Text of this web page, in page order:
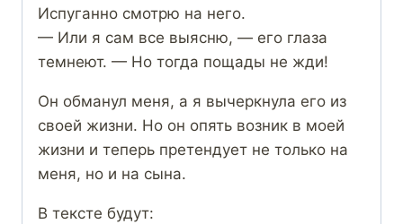
Испуганно смотрю на него.
— Или я сам все выясню, — его глаза
темнеют. — Но тогда пощады не жди!
Он обманул меня, а я вычеркнула его из
своей жизни. Но он опять возник в моей
жизни и теперь претендует не только на
меня, но и на сына.
В тексте будут: